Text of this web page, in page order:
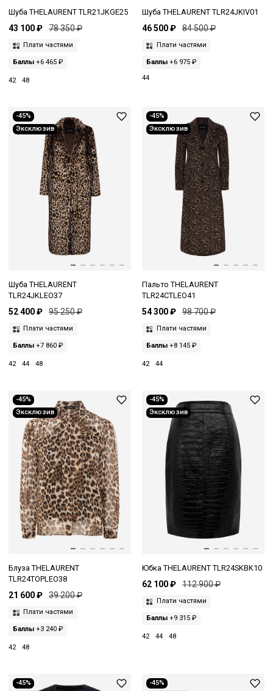
Шуба THELAURENT TLR21JKGE25
43 100 ₽ 78 350 ₽
Плати частями
Баллы +6 465 ₽
42 48
Шуба THELAURENT TLR24JKIV01
46 500 ₽ 84 500 ₽
Плати частями
Баллы+6 975 ₽
44
-45%
Эксклюзив
Шуба THELAURENT
TLR24JKLEO37
52 400 ₽ 95 250 ₽
Плати частями
Баллы +7 860 ₽
42 44 48
-45%
Эксклюзив
Пальто THELAURENT
TLR24CTLEO41
54 300 ₽ 98 700 ₽
Плати частями
Баллы+8 145 ₽
42 44
-45%
Эксклюзив
Блуза THELAURENT
TLR24TOPLEO38
21 600 ₽ 39 200 ₽
Плати частями
Баллы +3 240 ₽
42 48
-45%
Эксклюзив
Юбка THELAURENT TLR24SKBK10
62 100 ₽ 112 900 ₽
Плати частями
Баллы+9 315 ₽
42 44 48
-45%
-45%